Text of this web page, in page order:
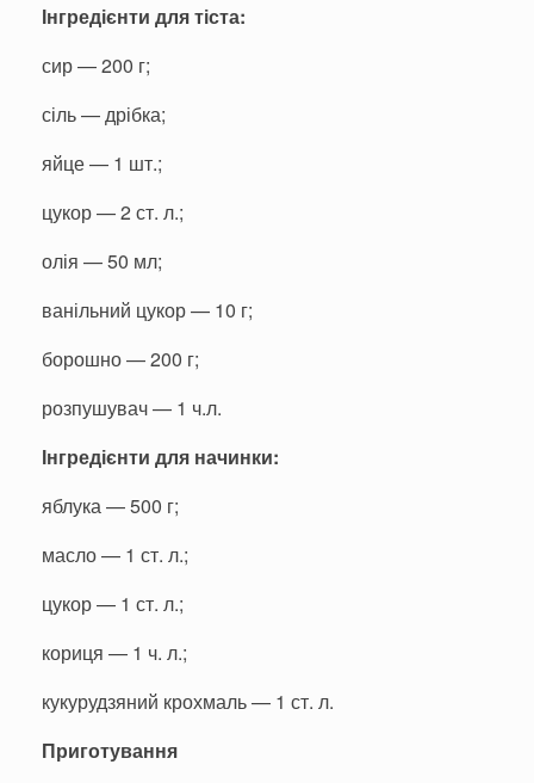
Інгредієнти для тіста:
сир — 200 г;
сіль — дрібка;
яйце — 1 шт.;
цукор — 2 ст. л.;
олія — 50 мл;
ванільний цукор — 10 г;
борошно — 200 г;
розпушувач — 1 ч.л.
Інгредієнти для начинки:
яблука — 500 г;
масло — 1 ст. л.;
цукор — 1 ст. л.;
кориця — 1 ч. л.;
кукурудзяний крохмаль — 1 ст. л.
Приготування